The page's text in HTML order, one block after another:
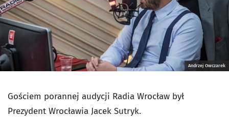
Andrzej Owczarek
Gościem porannej audycji Radia Wrocław był
Prezydent Wrocławia Jacek Sutryk.